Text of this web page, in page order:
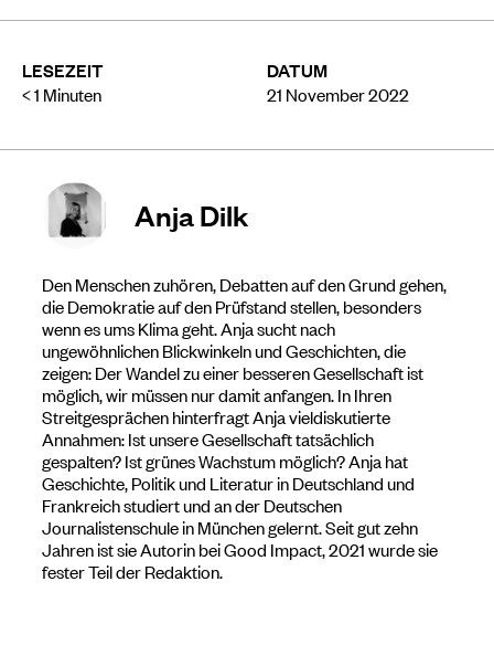
LESEZEIT
< 1 Minuten
DATUM
21 November 2022
Anja Dilk
Den Menschen zuhören, Debatten auf den Grund gehen,
die Demokratie auf den Prüfstand stellen, besonders
wenn es ums Klima geht. Anja sucht nach
ungewöhnlichen Blickwinkeln und Geschichten, die
zeigen: Der Wandel zu einer besseren Gesellschaft ist
möglich, wir müssen nur damit anfangen. In Ihren
Streitgesprächen hinterfragt Anja vieldiskutierte
Annahmen: Ist unsere Gesellschaft tatsächlich
gespalten? Ist grünes Wachstum möglich? Anja hat
Geschichte, Politik und Literatur in Deutschland und
Frankreich studiert und an der Deutschen
Journalistenschule in München gelernt. Seit gut zehn
Jahren ist sie Autorin bei Good Impact, 2021 wurde sie
fester Teil der Redaktion.